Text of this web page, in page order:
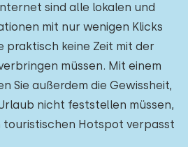
sind alle lokalen und
mit nur wenigen Klicks
praktisch keine Zeit mit der
müssen. Mit einem
Sie außerdem die Gewissheit,
nicht feststellen müssen,
touristischen Hotspot verpasst